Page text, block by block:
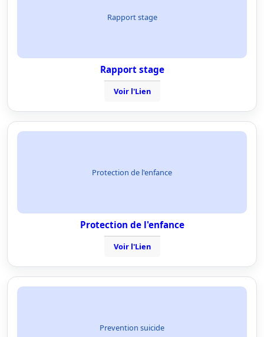
Rapport stage
Rapport stage
Voir l'Lien
Protection de l'enfance
Protection de l'enfance
Voir l'Lien
Prevention suicide